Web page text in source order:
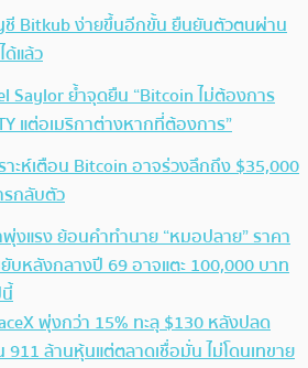
Bitkub ง่ายขึ้นอีกขั้น ยืนยันตัวตนผ่าน
ด้แล้ว
Saylor ย้ำจุดยืน “Bitcoin ไม่ต้องการ
แต่อเมริกาต่างหากที่ต้องการ”
าะห์เตือน Bitcoin อาจร่วงลึกถึง $35,000
กลับตัว
งแรง ย้อนคำทำนาย “หมอปลาย” ราคา
ยับหลังกลางปี 69 อาจแตะ 100,000 บาท
พุ่งกว่า 15% ทะลุ $130 หลังปลด
ล้านหุ้นแต่ตลาดเชื่อมั่น ไม่โดนเทขาย